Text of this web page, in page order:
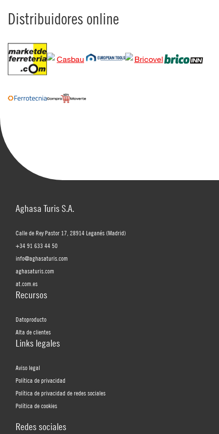
Distribuidores online
Aghasa Turis S.A.
Calle de Rey Pastor 17, 28914 Leganés (Madrid)
+34 91 633 44 50
info@aghasaturis.com
aghasaturis.com
at.com.es
Recursos
Datoproducto
Alta de clientes
Links legales
Aviso legal
Política de privacidad
Política de privacidad de redes sociales
Política de cookies
Redes sociales